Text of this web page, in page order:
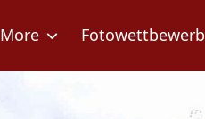
More Fotowettbewerb